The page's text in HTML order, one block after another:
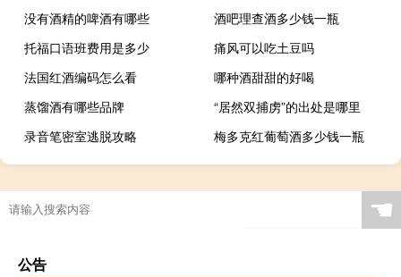
没有酒精的啤酒有哪些
酒吧理查酒多少钱一瓶
托福口语班费用是多少
痛风可以吃土豆吗
法国红酒编码怎么看
哪种酒甜甜的好喝
蒸馏酒有哪些品牌
“居然双捕虏”的出处是哪里
录音笔密室逃脱攻略
梅多克红葡萄酒多少钱一瓶
☚
公告